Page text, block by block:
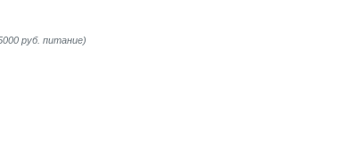
руб. питание)